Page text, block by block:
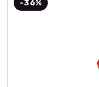
-36%